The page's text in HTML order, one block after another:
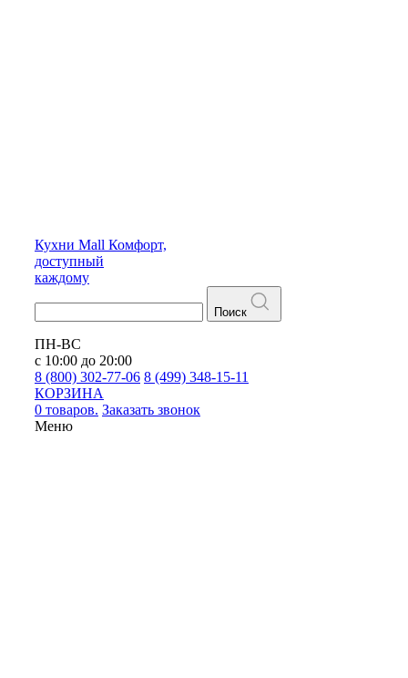
Кухни Mall Комфорт,
доступный
каждому
Поиск
ПН-ВС
с 10:00 до 20:00
8 (800) 302-77-06 8 (499) 348-15-11
КОРЗИНА
0 товаров. Заказать звонок
Меню